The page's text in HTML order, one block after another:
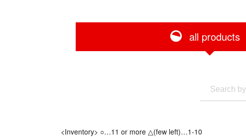
all products
<Inventory> ○…11 or more △(few left)…1-10